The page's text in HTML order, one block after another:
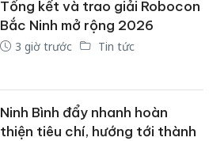
Tổng kết và trao giải Robocon
Bắc Ninh mở rộng 2026
3 giờ trước Tin tức
Ninh Bình đẩy nhanh hoàn
thiện tiêu chí, hướng tới thành